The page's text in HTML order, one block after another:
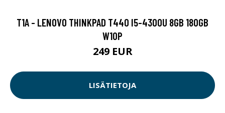
T1A - LENOVO THINKPAD T440 I5-4300U 8GB 180GB
W10P
249 EUR
LISÄTIETOJA